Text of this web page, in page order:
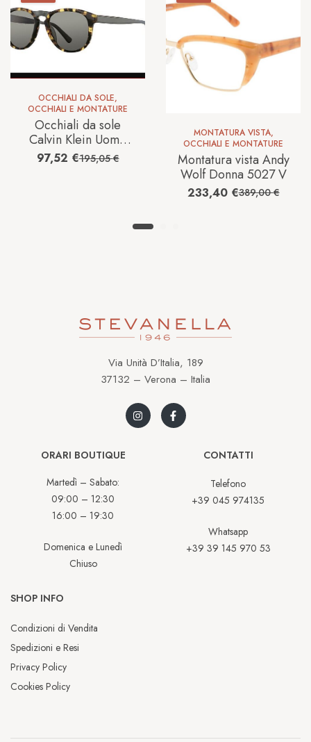
OCCHIALI DA SOLE,
OCCHIALI E MONTATURE
Occhiali da sole
Calvin Klein Uomo
CK7905SP
195,05€
97,52 €
MONTATURA VISTA,
OCCHIALI E MONTATURE
Montatura vista Andy
Wolf Donna 5027 V
389,00€
233,40 €
Via Unità D’Italia, 189
37132 – Verona – Italia
ORARI BOUTIQUE
Martedì – Sabato:
09:00 – 12:30
16:00 – 19:30
Domenica e Lunedì
Chiuso
CONTATTI
Telefono
+39 045 974135
Whatsapp
+39 39 145 970 53
SHOP INFO
Condizioni di Vendita
Spedizioni e Resi
Privacy Policy
Cookies Policy